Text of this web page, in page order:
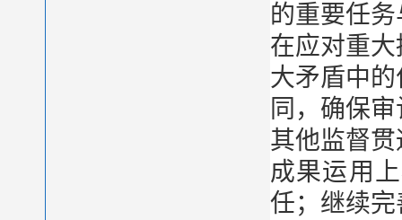
的重要任
在应对重
大矛盾中
同，确保
其他监督
成果运用
任；继续